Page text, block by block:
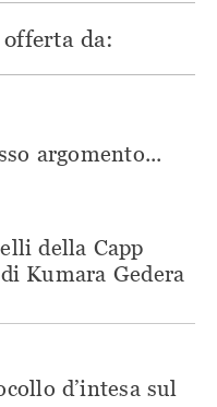
da:
argomento...
della Capp
Kumara Gedera
d’intesa sul